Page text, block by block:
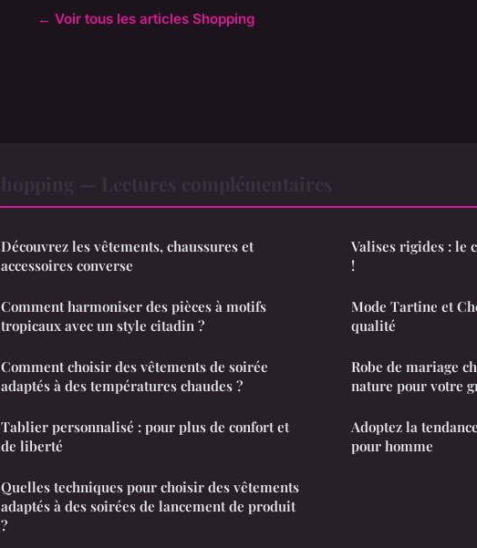
← Voir tous les articles Shopping
Découvrez les vêtements, chaussures et
accessoires converse
Comment harmoniser des pièces à motifs
tropicaux avec un style citadin ?
Comment choisir des vêtements de soirée
adaptés à des températures chaudes ?
Tablier personnalisé : pour plus de confort et
de liberté
Quelles techniques pour choisir des vêtements
adaptés à des soirées de lancement de produit
?
Valises rigides : le
!
Mode Tartine et
qualité
Robe de mariage
nature pour votre
Adoptez la
pour homme